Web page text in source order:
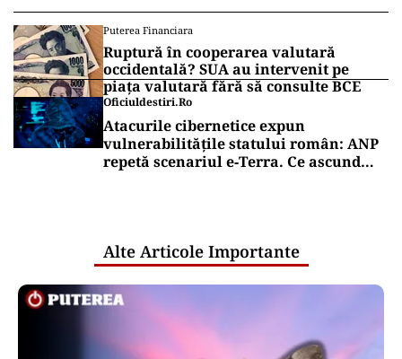
Puterea Financiara
Ruptură în cooperarea valutară
occidentală? SUA au intervenit pe
piața valutară fără să consulte BCE
Oficiuldestiri.ro
Atacurile cibernetice expun
vulnerabilitățile statului român: ANP
repetă scenariul e‑Terra. Ce ascund
Alte Articole Importante